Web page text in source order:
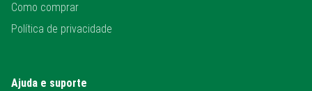
Como comprar
Política de privacidade
Ajuda e suporte